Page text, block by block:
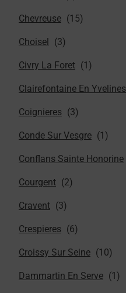
Chevreuse
Choisel
Civry La Foret
Clairefontaine En Yvelines
Coignieres
Conde Sur Vesgre
Conflans Sainte Honorine
Courgent
Cravent
Crespieres
Croissy Sur Seine
Dammartin En Serve